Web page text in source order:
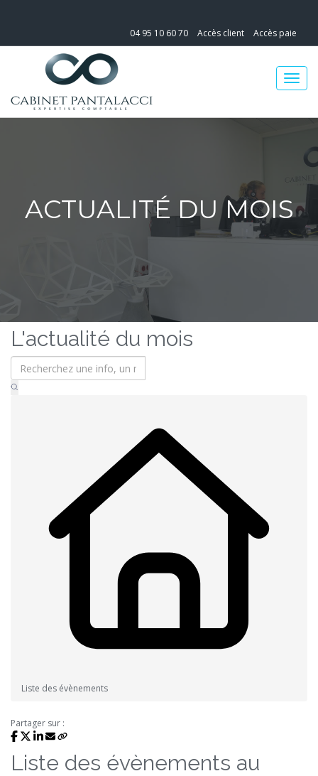
04 95 10 60 70 Accès client Accès paie
ACTUALITÉ DU MOIS
L'actualité du mois
Liste des évènements
Partager sur :
Liste des évènements au